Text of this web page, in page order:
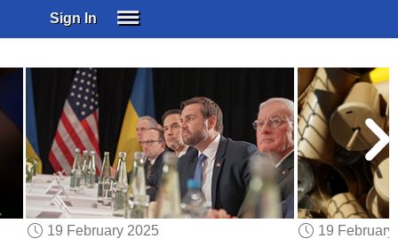
Sign In
EDUCATIONAL LICENSES
GIFT CARDS
OTHER LANGUAGES
ABOUT US
ALEXA
19 February 2025
19